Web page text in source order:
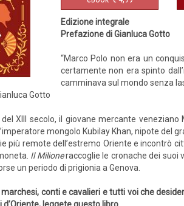
Edizione integrale
Prefazione di Gianluca Gotto
“Marco Polo non era un
certamente non era spinto
camminava sul mondo senza
Gotto
XIII secolo, il giovane mercante
mongolo Kubilay Khan, nipote del
più remote dell’estremo Oriente e incontrò
Il Milioneraccoglie le cronache dei suoi
un periodo di prigionia a Genova.
marchesi, conti e cavalieri e tutti voi che